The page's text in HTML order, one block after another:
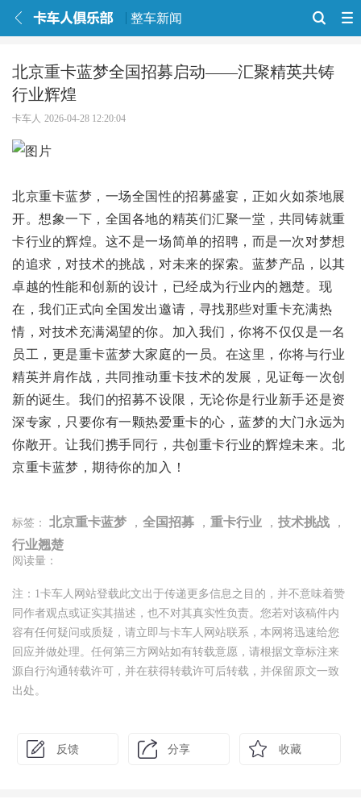
整车新闻
北京重卡蓝梦全国招募启动——汇聚精英共铸
行业辉煌
卡车人 2026-04-28 12:20:04
北京重卡蓝梦，一场全国性的招募盛宴，正如火如荼地展
开。想象一下，全国各地的精英们汇聚一堂，共同铸就重
卡行业的辉煌。这不是一场简单的招聘，而是一次对梦想
的追求，对技术的挑战，对未来的探索。蓝梦产品，以其
卓越的性能和创新的设计，已经成为行业内的翘楚。现
在，我们正式向全国发出邀请，寻找那些对重卡充满热
情，对技术充满渴望的你。加入我们，你将不仅仅是一名
员工，更是重卡蓝梦大家庭的一员。在这里，你将与行业
精英并肩作战，共同推动重卡技术的发展，见证每一次创
新的诞生。我们的招募不设限，无论你是行业新手还是资
深专家，只要你有一颗热爱重卡的心，蓝梦的大门永远为
你敞开。让我们携手同行，共创重卡行业的辉煌未来。北
京重卡蓝梦，期待你的加入！
标签： 北京重卡蓝梦 ， 全国招募 ， 重卡行业 ， 技术挑战 ，
行业翘楚
阅读量：
注：1卡车人网站登载此文出于传递更多信息之目的，并不意味着赞
同作者观点或证实其描述，也不对其真实性负责。您若对该稿件内
容有任何疑问或质疑，请立即与卡车人网站联系，本网将迅速给您
回应并做处理。任何第三方网站如有转载意愿，请根据文章标注来
源自行沟通转载许可，并在获得转载许可后转载，并保留原文一致
出处。
反馈 分享 收藏